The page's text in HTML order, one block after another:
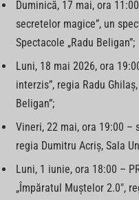
Duminică, 17 mai, ora
secretelor magice”, un
Spectacole „Radu Beligan”;
Luni, 18 mai 2026, ora
interzis”, regia Radu
Beligan”;
Vineri, 22 mai, ora 19:00 –
regia Dumitru Acriș, Sala
Luni, 1 iunie, ora 18:00 –
„Împăratul Muștelor 2.0″,